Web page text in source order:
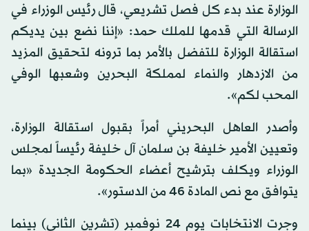
الوزارة عند بدء كل فصل تشريعي، قال رئيس الوزراء في
الرسالة التي قدمها للملك حمد: «إننا نضع بين يديكم
استقالة الوزارة للتفضل بالأمر بما ترونه لتحقيق المزيد
من الازدهار والنماء لمملكة البحرين وشعبها الوفي
المحب لكم».
وأصدر العاهل البحريني أمراً بقبول استقالة الوزارة،
وتعيين الأمير خليفة بن سلمان آل خليفة رئيساً لمجلس
الوزراء ويكلف بترشيح أعضاء الحكومة الجديدة «بما
يتوافق مع نص المادة 46 من الدستور».
وجرت الانتخابات يوم 24 نوفمبر (تشرين الثاني) بينما